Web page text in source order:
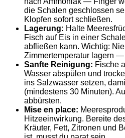
die Schalen geschlossen
Klopfen sofort schließen.
Lagerung: Halte
Fisch auf Eis in einer
abfließen kann. Wichtig:
Zimmertemperatur lagern
Sanfte Reinigung: Fische
Wasser abspülen und
ins Salzwasser setzen,
(mindestens 30 Minuten).
abbürsten.
Mise en place:
Hitzeeinwirkung. Bereite
Kräuter, Fett, Zitronen und